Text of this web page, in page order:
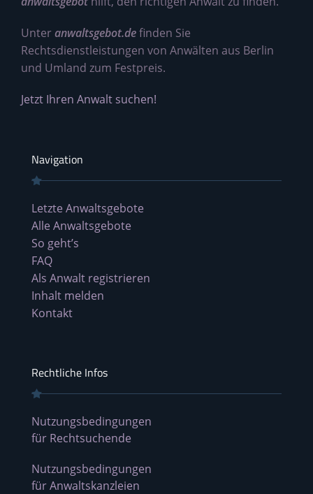
Unteranwaltsgebot.definden Sie
Rechtsdienstleistungen von Anwälten aus Berlin
und Umland zum Festpreis.
Jetzt Ihren Anwalt suchen!
Navigation
Letzte Anwaltsgebote
Alle Anwaltsgebote
So geht’s
FAQ
Als Anwalt registrieren
Inhalt melden
Kontakt
Rechtliche Infos
Nutzungsbedingungen
für Rechtsuchende
Nutzungsbedingungen
für Anwaltskanzleien